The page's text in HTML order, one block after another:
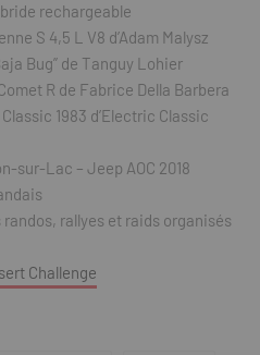
rechargeable
S 4,5 L V8 d’Adam Malysz
Bug” de Tanguy Lohier
R de Fabrice Della Barbera
1983 d’Electric Classic
sur-Lac – Jeep AOC 2018
rallyes et raids organisés
Challenge